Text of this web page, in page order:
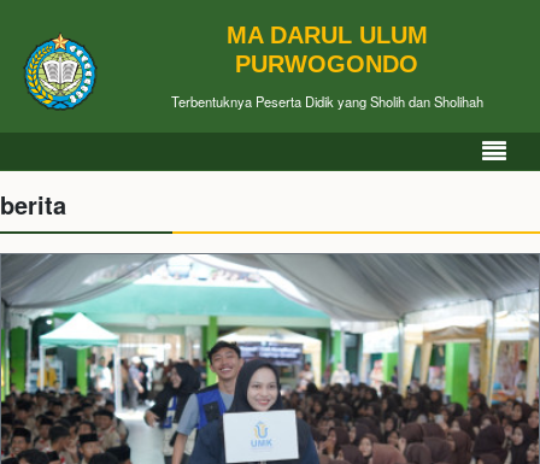
MA DARUL ULUM
PURWOGONDO
Terbentuknya Peserta Didik yang Sholih dan Sholihah
berita